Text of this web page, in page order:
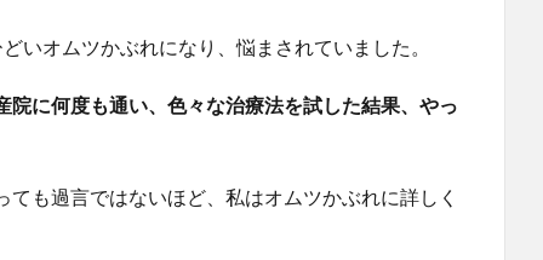
いオムツかぶれになり、悩まされていました。
に何度も通い、色々な治療法を試した結果、やっ
も過言ではないほど、私はオムツかぶれに詳しく